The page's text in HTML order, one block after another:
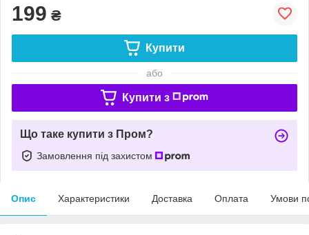
199 ₴
Купити
або
Купити з
Що таке купити з Пром?
Замовлення під захистом
Опис Характеристики Доставка Оплата Умови